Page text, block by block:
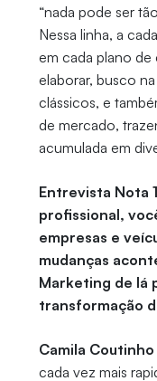
“nada pode ser
Nessa linha, a
em cada plano de
elaborar, busco
clássicos, e
de mercado,
acumulada em
Entrevista Nota
profissional,
empresas e
mudanças
Marketing de lá
transformação
Camila Coutinho
cada vez mais